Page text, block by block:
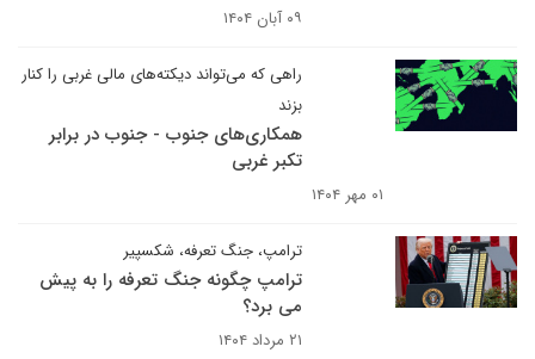
۰۹ آبان ۱۴۰۴
راهی که می‌تواند دیکته‌های مالی غربی را کنار
بزند
همکاری‌های جنوب - جنوب در برابر
تکبر غربی
۰۱ مهر ۱۴۰۴
ترامپ، جنگ تعرفه، شکسپیر
ترامپ چگونه جنگ تعرفه را به پیش
می برد؟
۲۱ مرداد ۱۴۰۴